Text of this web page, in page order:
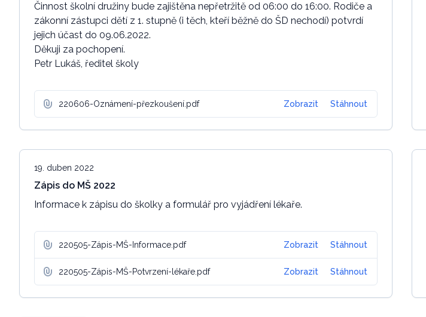
Činnost školní družiny bude zajištěna nepřetržitě od 06:00 do 16:00. Rodiče a
zákonní zástupci dětí z 1. stupně (i těch, kteří běžně do ŠD nechodí) potvrdí
jejich účast do 09.06.2022.
Děkuji za pochopení.
Petr Lukáš, ředitel školy
220606-Oznámení-přezkoušení.pdf Zobrazit Stáhnout
19. duben 2022
Zápis do MŠ 2022
Informace k zápisu do školky a formulář pro vyjádření lékaře.
220505-Zápis-MŠ-Informace.pdf Zobrazit Stáhnout
220505-Zápis-MŠ-Potvrzení-lékaře.pdf Zobrazit Stáhnout